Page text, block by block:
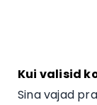
Kui valisid
Sina vajad